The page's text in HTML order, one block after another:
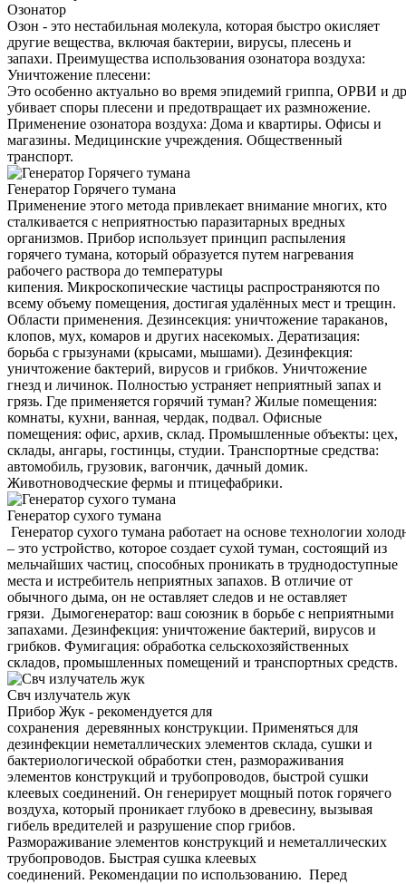
Озонатор
Озон - это нестабильная молекула, которая быстро окисляет
другие вещества, включая бактерии, вирусы, плесень и
запахи. Преимущества использования озонатора воздуха:
Уничтожение плесени:
Это особенно актуально во время эпидемий гриппа, ОРВИ и
убивает споры плесени и предотвращает их размножение.
Применение озонатора воздуха: Дома и квартиры. Офисы и
магазины. Медицинские учреждения. Общественный
транспорт.
Генератор Горячего тумана
Применение этого метода привлекает внимание многих, кто
сталкивается с неприятностью паразитарных вредных
организмов. Прибор использует принцип распыления
горячего тумана, который образуется путем нагревания
рабочего раствора до температуры
кипения. Микроскопические частицы распространяются по
всему объему помещения, достигая удалённых мест и трещин.
Области применения. Дезинсекция: уничтожение тараканов,
клопов, мух, комаров и других насекомых. Дератизация:
борьба с грызунами (крысами, мышами). Дезинфекция:
уничтожение бактерий, вирусов и грибков. Уничтожение
гнезд и личинок. Полностью устраняет неприятный запах и
грязь. Где применяется горячий туман? Жилые помещения:
комнаты, кухни, ванная, чердак, подвал. Офисные
помещения: офис, архив, склад. Промышленные объекты: цех,
склады, ангары, гостинцы, студии. Транспортные средства:
автомобиль, грузовик, вагончик, дачный домик.
Животноводческие фермы и птицефабрики.
Генератор сухого тумана
Генератор сухого тумана работает на основе технологии
– это устройство, которое создает сухой туман, состоящий из
мельчайших частиц, способных проникать в труднодоступные
места и истребитель неприятных запахов. В отличие от
обычного дыма, он не оставляет следов и не оставляет
грязи. Дымогенератор: ваш союзник в борьбе с неприятными
запахами. Дезинфекция: уничтожение бактерий, вирусов и
грибков. Фумигация: обработка сельскохозяйственных
складов, промышленных помещений и транспортных средств.
Свч излучатель жук
Прибор Жук - рекомендуется для
сохранения деревянных конструкции. Применяться для
дезинфекции неметаллических элементов склада, сушки и
бактериологической обработки стен, размораживания
элементов конструкций и трубопроводов, быстрой сушки
клеевых соединений. Он генерирует мощный поток горячего
воздуха, который проникает глубоко в древесину, вызывая
гибель вредителей и разрушение спор грибов.
Размораживание элементов конструкций и неметаллических
трубопроводов. Быстрая сушка клеевых
соединений. Рекомендации по использованию. Перед